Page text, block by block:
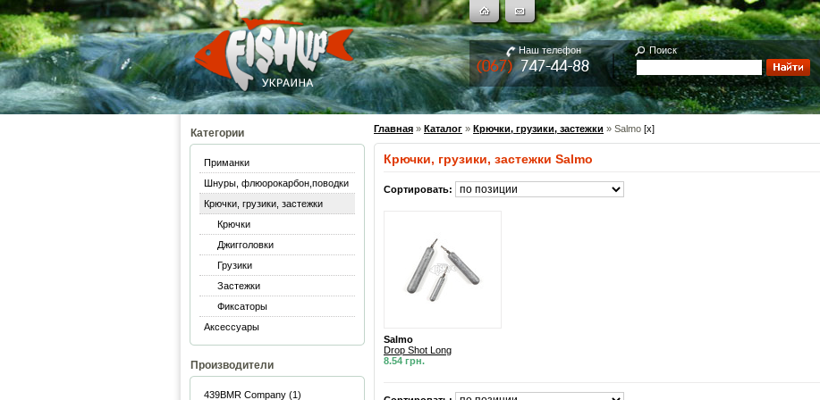
Наш телефон Поиск
Категории
Приманки
Шнуры, флюорокарбон,поводки
Крючки, грузики, застежки
Крючки
Джигголовки
Грузики
Застежки
Фиксаторы
Аксессуары
Производители
439BMR Company (1)
Главная » Каталог » Крючки, грузики, застежки » Salmo [x]
Крючки, грузики, застежки Salmo
Сортировать:
Salmo
Drop Shot Long
8.54 грн.